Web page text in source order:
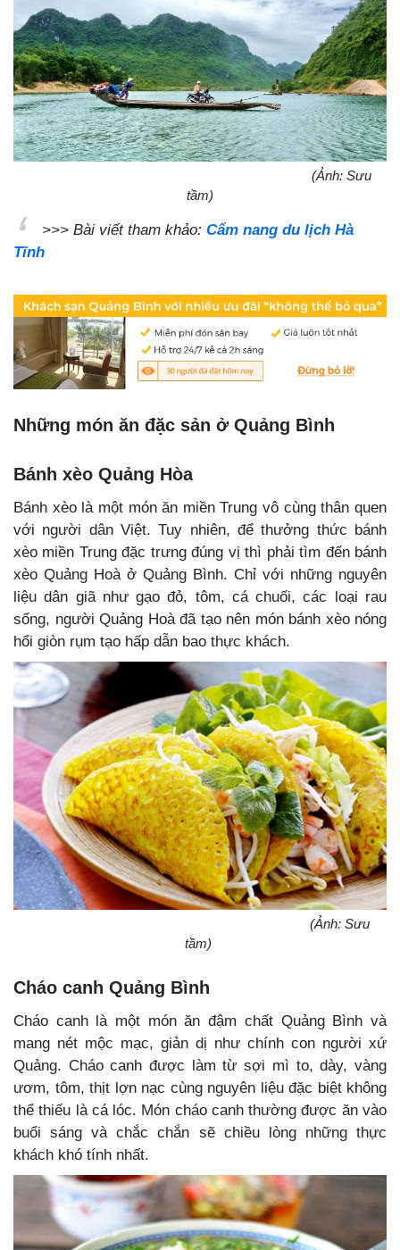
(Ảnh: Sưu
tầm)
>>> Bài viết tham khảo: Cẩm nang du lịch Hà
Tĩnh
Những món ăn đặc sản ở Quảng Bình
Bánh xèo Quảng Hòa
Bánh xèo là một món ăn miền Trung vô cùng thân quen
với người dân Việt. Tuy nhiên, để thưởng thức bánh
xèo miền Trung đặc trưng đúng vị thì phải tìm đến bánh
xèo Quảng Hoà ở Quảng Bình. Chỉ với những nguyên
liệu dân giã như gạo đỏ, tôm, cá chuối, các loại rau
sống, người Quảng Hoà đã tạo nên món bánh xèo nóng
hổi giòn rụm tạo hấp dẫn bao thực khách.
(Ảnh: Sưu
tầm)
Cháo canh Quảng Bình
Cháo canh là một món ăn đậm chất Quảng Bình và
mang nét mộc mạc, giản dị như chính con người xứ
Quảng. Cháo canh được làm từ sợi mì to, dày, vàng
ươm, tôm, thịt lợn nạc cùng nguyên liệu đặc biệt không
thể thiếu là cá lóc. Món cháo canh thường được ăn vào
buổi sáng và chắc chắn sẽ chiều lòng những thực
khách khó tính nhất.